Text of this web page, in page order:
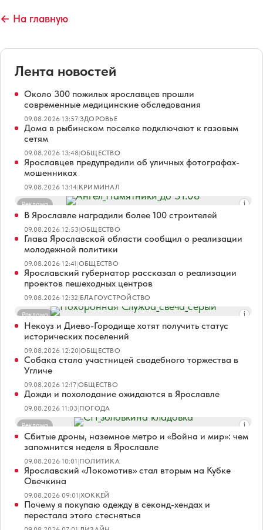
← На главную
Лента новостей
Около 300 пожилых ярославцев прошли
современные медицинские обследования
09.08.2026 13:57|ЗДОРОВЬЕ
Дома в рыбинском поселке подключают к газовым
сетям
09.08.2026 13:48|ОБЩЕСТВО
Ярославцев предупредили об уличных фотографах-
мошенниках
09.08.2026 13:14|КРИМИНАЛ
Реклама
В Ярославле наградили более 100 строителей
09.08.2026 12:53|ОБЩЕСТВО
Глава Ярославской области сообщил о реализации
молодежной политики
09.08.2026 12:41|ОБЩЕСТВО
Ярославский губернатор рассказал о реализации
проектов пешеходных центров
09.08.2026 12:32|БЛАГОУСТРОЙСТВО
Реклама
Некоуз и Диево-Городище хотят получить статус
исторических поселений
09.08.2026 12:20|ОБЩЕСТВО
Собака стала участницей свадебного торжества в
Угличе
09.08.2026 12:17|ОБЩЕСТВО
Дожди и похолодание ожидаются в Ярославле
09.08.2026 11:03|ПОГОДА
Реклама
Сбитые дроны, наземное метро и «Война и мир»: чем
запомнится неделя в Ярославле
09.08.2026 10:01|ПОЛИТИКА
Ярославский «Локомотив» стал вторым на Кубке
Овечкина
09.08.2026 09:01|ХОККЕЙ
Почему я покупаю одежду в секонд-хендах и
перестала этого стесняться